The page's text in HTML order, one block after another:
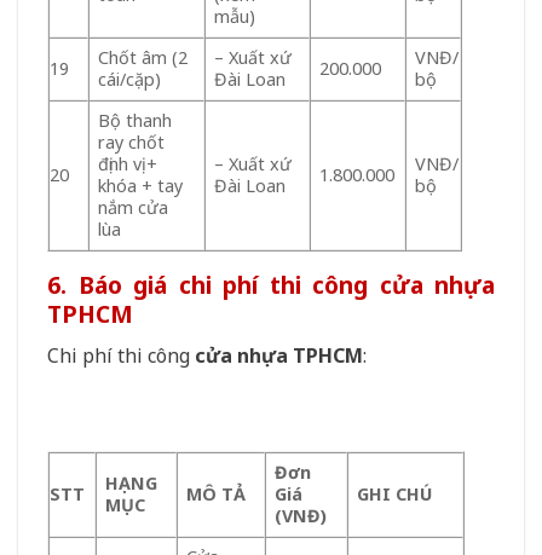
mẫu)
19
Chốt âm (2
cái/cặp)
– Xuất xứ
Đài Loan
200.000
VNĐ/
bộ
20
Bộ thanh
ray chốt
định vị +
khóa + tay
nắm cửa
lùa
– Xuất xứ
Đài Loan
1.800.000
VNĐ/
bộ
6. Báo giá chi phí thi công cửa nhựa
TPHCM
Chi phí thi công cửa nhựa TPHCM:
STT
HẠNG
MỤC
MÔ TẢ
Đơn
Giá
(VNĐ)
GHI CHÚ